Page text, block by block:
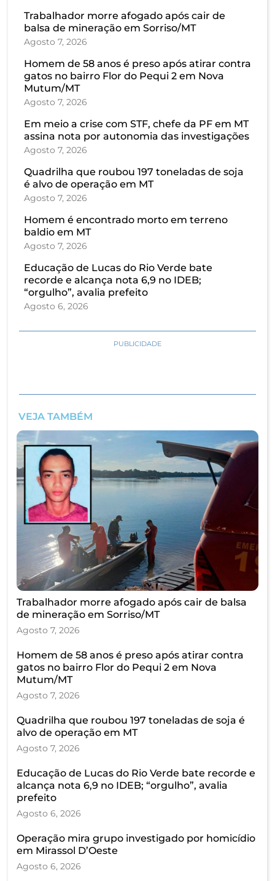
Trabalhador morre afogado após cair de
balsa de mineração em Sorriso/MT
Agosto 7, 2026
Homem de 58 anos é preso após atirar contra
gatos no bairro Flor do Pequi 2 em Nova
Mutum/MT
Agosto 7, 2026
Em meio a crise com STF, chefe da PF em MT
assina nota por autonomia das investigações
Agosto 7, 2026
Quadrilha que roubou 197 toneladas de soja
é alvo de operação em MT
Agosto 7, 2026
Homem é encontrado morto em terreno
baldio em MT
Agosto 7, 2026
Educação de Lucas do Rio Verde bate
recorde e alcança nota 6,9 no IDEB;
“orgulho”, avalia prefeito
Agosto 6, 2026
PUBLICIDADE
VEJA TAMBÉM
Trabalhador morre afogado após cair de balsa
de mineração em Sorriso/MT
Agosto 7, 2026
Homem de 58 anos é preso após atirar contra
gatos no bairro Flor do Pequi 2 em Nova
Mutum/MT
Agosto 7, 2026
Quadrilha que roubou 197 toneladas de soja é
alvo de operação em MT
Agosto 7, 2026
Educação de Lucas do Rio Verde bate recorde e
alcança nota 6,9 no IDEB; “orgulho”, avalia
prefeito
Agosto 6, 2026
Operação mira grupo investigado por homicídio
em Mirassol D’Oeste
Agosto 6, 2026